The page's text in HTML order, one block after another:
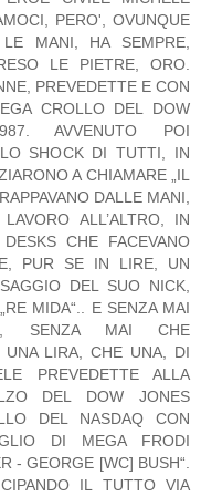
PERO', OVUNQUE
MANI, HA SEMPRE,
LE PIETRE, ORO.
PREVEDETTE E CON
CROLLO DEL DOW
AVVENUTO POI
SHOCK DI TUTTI, IN
A CHIAMARE „IL
DALLE MANI,
ALL’ALTRO, IN
CHE FACEVANO
PUR SE IN LIRE, UN
DEL SUO NICK,
MIDA“.. E SENZA MAI
SENZA MAI CHE
UNA LIRA, CHE UNA, DI
PREVEDETTE ALLA
DEL DOW JONES
DEL NASDAQ CON
DI MEGA FRODI
- GEORGE [WC] BUSH“.
IL TUTTO VIA